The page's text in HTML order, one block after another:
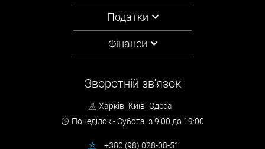
Податки
Фінанси
Зворотній зв'язок
Харків Київ Одеса
Понеділок - Субота, з 9:00 до 19:00
+380 (98) 028-08-51